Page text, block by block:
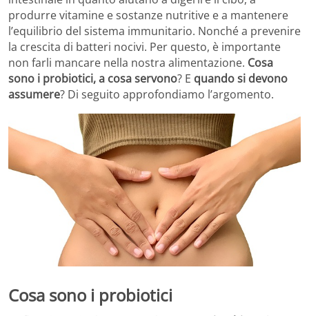
produrre vitamine e sostanze nutritive e a mantenere
l’equilibrio del sistema immunitario. Nonché a prevenire
la crescita di batteri nocivi. Per questo, è importante
non farli mancare nella nostra alimentazione. Cosa
sono i probiotici, a cosa servono? E quando si devono
assumere? Di seguito approfondiamo l’argomento.
Cosa sono i probiotici